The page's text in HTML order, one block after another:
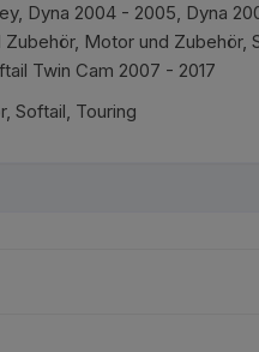
, Dyna 2004 - 2005, Dyna
Zubehör, Motor und Zubehör,
Twin Cam 2007 - 2017
, Softail, Touring